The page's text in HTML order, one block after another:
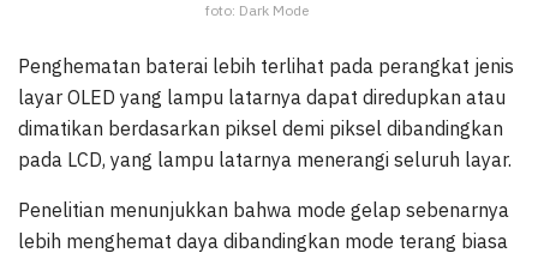
foto: Dark Mode
Penghematan baterai lebih terlihat pada perangkat jenis
layar OLED yang lampu latarnya dapat diredupkan atau
dimatikan berdasarkan piksel demi piksel dibandingkan
pada LCD, yang lampu latarnya menerangi seluruh layar.
Penelitian menunjukkan bahwa mode gelap sebenarnya
lebih menghemat daya dibandingkan mode terang biasa